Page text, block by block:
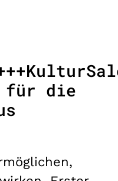
für die